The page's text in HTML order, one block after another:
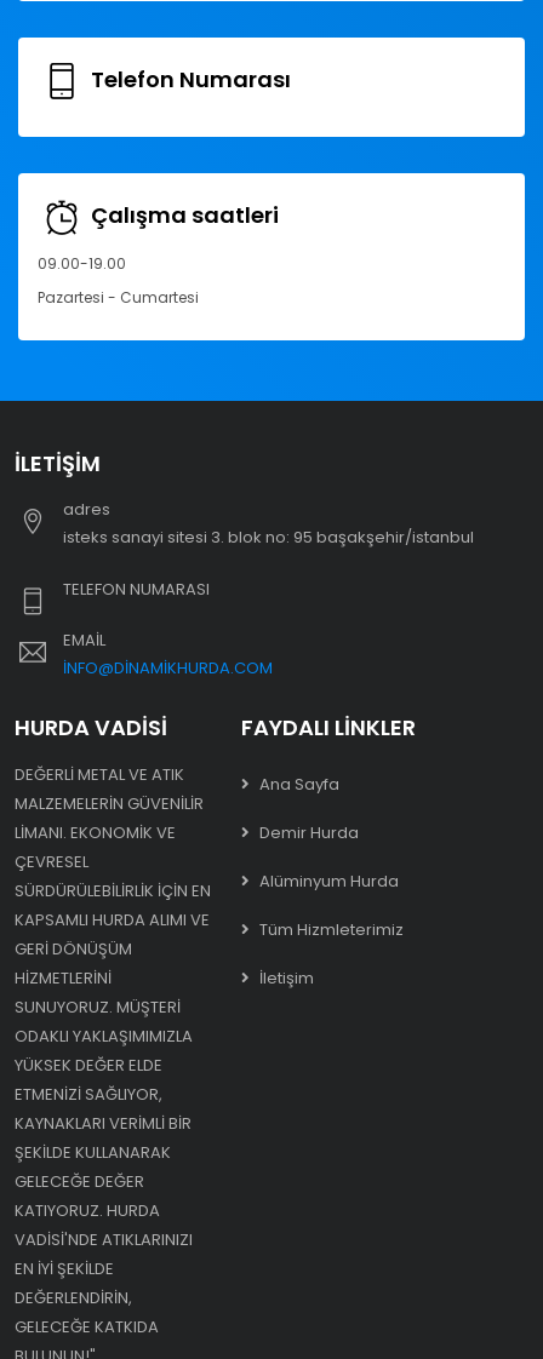
Telefon Numarası
Çalışma saatleri
09.00-19.00
Pazartesi - Cumartesi
İLETIŞIM
adres
i̇steks sanayi sitesi 3. blok no: 95 başakşehir/i̇stanbul
TELEFON NUMARASI
EMAIL
INFO@DINAMIKHURDA.COM
HURDA VADISI
DEĞERLI METAL VE ATIK
MALZEMELERIN GÜVENILIR
LIMANI. EKONOMIK VE
ÇEVRESEL
SÜRDÜRÜLEBILIRLIK IÇIN EN
KAPSAMLI HURDA ALIMI VE
GERI DÖNÜŞÜM
HIZMETLERINI
SUNUYORUZ. MÜŞTERI
ODAKLI YAKLAŞIMIMIZLA
YÜKSEK DEĞER ELDE
ETMENIZI SAĞLIYOR,
KAYNAKLARI VERIMLI BIR
ŞEKILDE KULLANARAK
GELECEĞE DEĞER
KATIYORUZ. HURDA
VADISI'NDE ATIKLARINIZI
EN IYI ŞEKILDE
DEĞERLENDIRIN,
GELECEĞE KATKIDA
FAYDALI LINKLER
Ana Sayfa
Demir Hurda
Alüminyum Hurda
Tüm Hizmleterimiz
İletişim